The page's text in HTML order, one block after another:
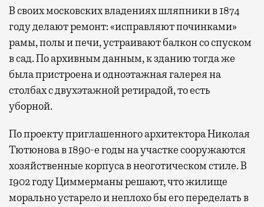
В своих московских владениях шляпники в 1874
году делают ремонт: «исправляют починками»
рамы, полы и печи, устраивают балкон со спуском
в сад. По архивным данным, к зданию тогда же
была пристроена и одноэтажная галерея на
столбах с двухэтажной ретирадой, то есть
уборной.
По проекту приглашенного архитектора Николая
Тютюнова в 1890-е годы на участке сооружаются
хозяйственные корпуса в неоготическом стиле. В
1902 году Циммерманы решают, что жилище
морально устарело и неплохо бы его переделать в